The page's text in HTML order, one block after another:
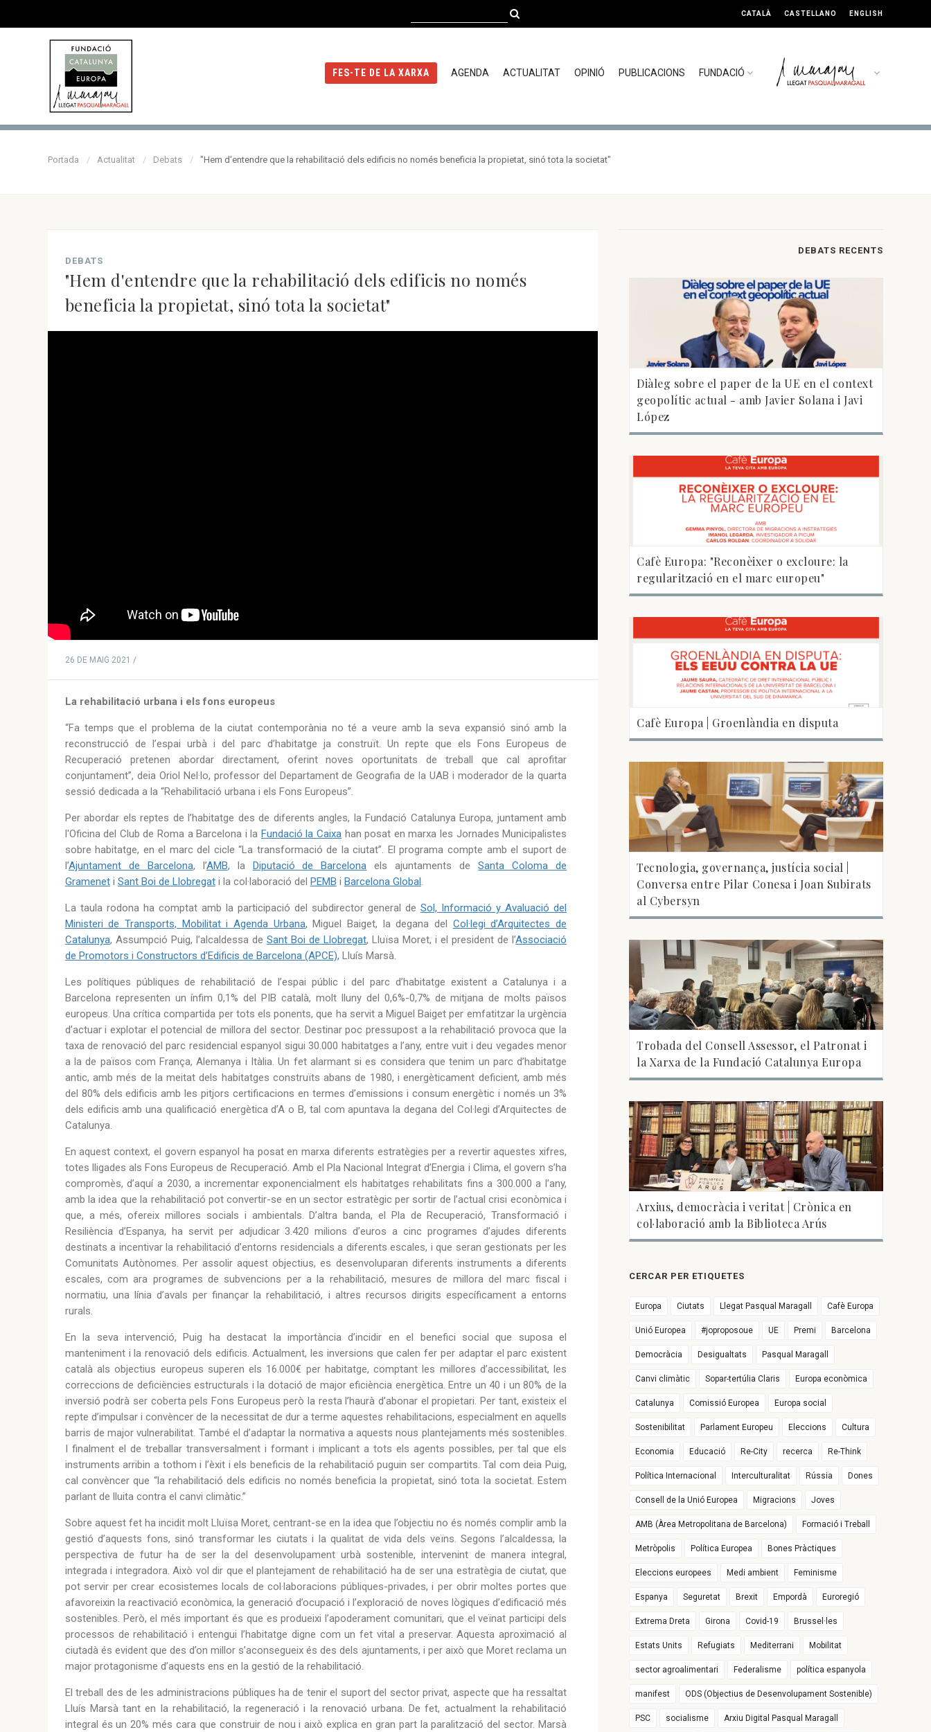
CATALÀ CASTELLANO ENGLISH
FES-TE DE LA XARXA AGENDA ACTUALITAT OPINIÓ PUBLICACIONS FUNDACIÓ
Portada Actualitat Debats "Hem d'entendre que la rehabilitació dels edificis no només beneficia la propietat, sinó tota la societat"
DEBATS
"Hem d'entendre que la rehabilitació dels edificis no només
beneficia la propietat, sinó tota la societat"
26 DE MAIG 2021 /
La rehabilitació urbana i els fons europeus
“Fa temps que el problema de la ciutat contemporània no té a veure amb la seva expansió sinó amb la
reconstrucció de l’espai urbà i del parc d’habitatge ja construït. Un repte que els Fons Europeus de
Recuperació pretenen abordar directament, oferint noves oportunitats de treball que cal aprofitar
conjuntament”, deia Oriol Nel·lo, professor del Departament de Geografia de la UAB i moderador de la quarta
sessió dedicada a la “Rehabilitació urbana i els Fons Europeus”.
Per abordar els reptes de l’habitatge des de diferents angles, la Fundació Catalunya Europa, juntament amb
l'Oficina del Club de Roma a Barcelona i la Fundació la Caixa han posat en marxa les Jornades Municipalistes
sobre habitatge, en el marc del cicle “La transformació de la ciutat”. El programa compte amb el suport de
l’Ajuntament de Barcelona, l’AMB, la Diputació de Barcelona els ajuntaments deSanta Coloma de
Grameneti Sant Boi de Llobregati la col·laboració del PEMB i Barcelona Global .
La taula rodona ha comptat amb la participació del subdirector general de Sol, Informació y Avaluació del
Ministeri de Transports, Mobilitat i Agenda Urbana, Miguel Baiget, la degana del Col·legi d’Arquitectes de
Catalunya, Assumpció Puig, l’alcaldessa de Sant Boi de Llobregat, Lluïsa Moret, i el president de l’Associació
de Promotors i Constructors d’Edificis de Barcelona (APCE), Lluís Marsà.
Les polítiques públiques de rehabilitació de l’espai públic i del parc d’habitatge existent a Catalunya i a
Barcelona representen un ínfim 0,1% del PIB català, molt lluny del 0,6%-0,7% de mitjana de molts països
europeus. Una crítica compartida per tots els ponents, que ha servit a Miguel Baiget per emfatitzar la urgència
d’actuar i explotar el potencial de millora del sector. Destinar poc pressupost a la rehabilitació provoca que la
taxa de renovació del parc residencial espanyol sigui 30.000 habitatges a l’any, entre vuit i deu vegades menor
a la de països com França, Alemanya i Itàlia. Un fet alarmant si es considera que tenim un parc d’habitatge
antic, amb més de la meitat dels habitatges construïts abans de 1980, i energèticament deficient, amb més
del 80% dels edificis amb les pitjors certificacions en termes d’emissions i consum energètic i només un 3%
dels edificis amb una qualificació energètica d’A o B, tal com apuntava la degana del Col·legi d’Arquitectes de
Catalunya.
En aquest context, el govern espanyol ha posat en marxa diferents estratègies per a revertir aquestes xifres,
totes lligades als Fons Europeus de Recuperació. Amb el Pla Nacional Integrat d’Energia i Clima, el govern s’ha
compromès, d’aquí a 2030, a incrementar exponencialment els habitatges rehabilitats fins a 300.000 a l’any,
amb la idea que la rehabilitació pot convertir-se en un sector estratègic per sortir de l’actual crisi econòmica i
que, a més, ofereix millores socials i ambientals. D’altra banda, el Pla de Recuperació, Transformació i
Resiliència d’Espanya, ha servit per adjudicar 3.420 milions d’euros a cinc programes d’ajudes diferents
destinats a incentivar la rehabilitació d’entorns residencials a diferents escales, i que seran gestionats per les
Comunitats Autònomes. Per assolir aquest objectius, es desenvoluparan diferents instruments a diferents
escales, com ara programes de subvencions per a la rehabilitació, mesures de millora del marc fiscal i
normatiu, una línia d’avals per finançar la rehabilitació, i altres recursos dirigits específicament a entorns
rurals.
En la seva intervenció, Puig ha destacat la importància d’incidir en el benefici social que suposa el
manteniment i la renovació dels edificis. Actualment, les inversions que calen fer per adaptar el parc existent
català als objectius europeus superen els 16.000€ per habitatge, comptant les millores d’accessibilitat, les
correccions de deficiències estructurals i la dotació de major eficiència energètica. Entre un 40 i un 80% de la
inversió podrà ser coberta pels Fons Europeus però la resta l’haurà d’abonar el propietari. Per tant, existeix el
repte d’impulsar i convèncer de la necessitat de dur a terme aquestes rehabilitacions, especialment en aquells
barris de major vulnerabilitat. També el d’adaptar la normativa a aquests nous plantejaments més sostenibles.
I finalment el de treballar transversalment i formant i implicant a tots els agents possibles, per tal que els
instruments arribin a tothom i l’èxit i els beneficis de la rehabilitació puguin ser compartits. Tal com deia Puig,
cal convèncer que “la rehabilitació dels edificis no només beneficia la propietat, sinó tota la societat. Estem
parlant de lluita contra el canvi climàtic.”
Sobre aquest fet ha incidit molt Lluïsa Moret, centrant-se en la idea que l’objectiu no és només complir amb la
gestió d’aquests fons, sinó transformar les ciutats i la qualitat de vida dels veïns. Segons l’alcaldessa, la
perspectiva de futur ha de ser la del desenvolupament urbà sostenible, intervenint de manera integral,
integrada i integradora. Això vol dir que el plantejament de rehabilitació ha de ser una estratègia de ciutat, que
pot servir per crear ecosistemes locals de col·laboracions públiques-privades, i per obrir moltes portes que
afavoreixin la reactivació econòmica, la generació d’ocupació i l’exploració de noves lògiques d’edificació més
sostenibles. Però, el més important és que es produeixi l’apoderament comunitari, que el veïnat participi dels
processos de rehabilitació i entengui l’habitatge digne com un fet vital a preservar. Aquesta aproximació al
ciutadà és evident que des d’on millor s’aconsegueix és des dels ajuntaments, i per això que Moret reclama un
major protagonisme d’aquests ens en la gestió de la rehabilitació.
El treball des de les administracions públiques ha de tenir el suport del sector privat, aspecte que ha ressaltat
Lluís Marsà tant en la rehabilitació, la regeneració i la renovació urbana. De fet, actualment la rehabilitació
integral és un 20% més cara que construir de nou i això explica en gran part la paralització del sector. Marsà
DEBATS RECENTS
Diàleg sobre el paper de la UE en el context
geopolític actual - amb Javier Solana i Javi
López
Cafè Europa: "Reconèixer o excloure: la
regularització en el marc europeu"
Cafè Europa | Groenlàndia en disputa
Tecnologia, governança, justícia social |
Conversa entre Pilar Conesa i Joan Subirats
al Cybersyn
Trobada del Consell Assessor, el Patronat i
la Xarxa de la Fundació Catalunya Europa
Arxius, democràcia i veritat | Crònica en
col·laboració amb la Biblioteca Arús
CERCAR PER ETIQUETES
Europa Ciutats Llegat Pasqual Maragall Cafè Europa
Unió Europea #joproposoue UE Premi Barcelona
Democràcia Desigualtats Pasqual Maragall
Canvi climàtic Sopar-tertúlia Claris Europa econòmica
Catalunya Comissió Europea Europa social
Sostenibilitat Parlament Europeu Eleccions Cultura
Economia Educació Re-City recerca Re-Think
Política Internacional Interculturalitat Rússia Dones
Consell de la Unió Europea Migracions Joves
AMB (Àrea Metropolitana de Barcelona) Formació i Treball
Metròpolis Política Europea Bones Pràctiques
Eleccions europees Medi ambient Feminisme
Espanya Seguretat Brexit Empordà Euroregió
Extrema Dreta Girona Covid-19 Brussel·les
Estats Units Refugiats Mediterrani Mobilitat
sector agroalimentari Federalisme política espanyola
manifest ODS (Objectius de Desenvolupament Sostenible)
PSC socialisme Arxiu Digital Pasqual Maragall